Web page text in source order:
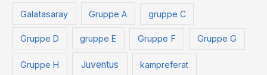
Galatasaray Gruppe A gruppe C
Gruppe D gruppe E Gruppe F Gruppe G
Gruppe H Juventus kampreferat